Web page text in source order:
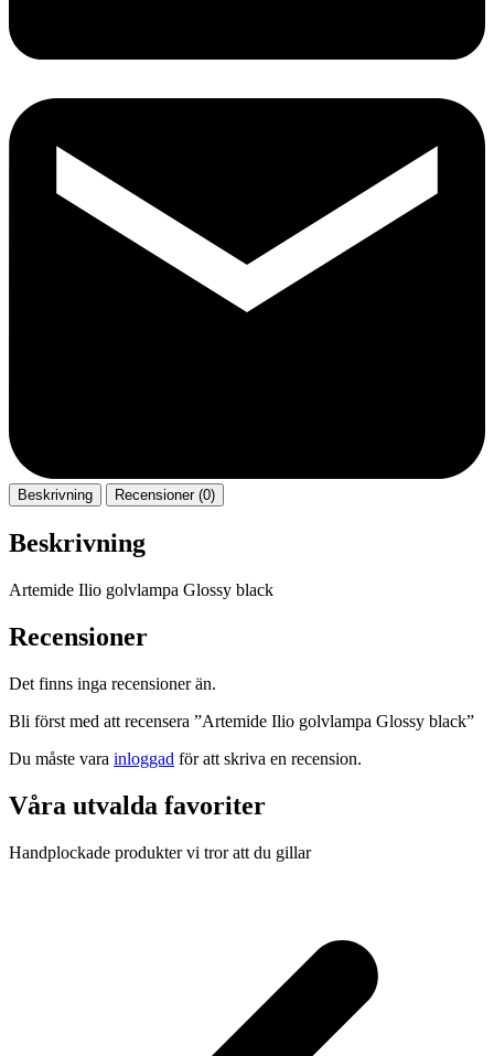
Beskrivning Recensioner (0)
Beskrivning
Artemide Ilio golvlampa Glossy black
Recensioner
Det finns inga recensioner än.
Bli först med att recensera ”Artemide Ilio golvlampa Glossy black”
Du måste vara inloggad för att skriva en recension.
Våra utvalda favoriter
Handplockade produkter vi tror att du gillar